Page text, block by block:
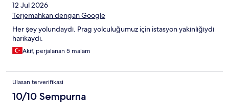
12 Jul 2026
Terjemahkan dengan Google
Her şey yolundaydı. Prag yolculuğumuz için istasyon yakınlığıydı
harikaydı.
Akif, perjalanan 5 malam
Ulasan terverifikasi
10/10 Sempurna